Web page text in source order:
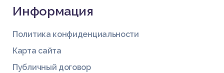
Информация
Политика конфиденциальности
Карта сайта
Публичный договор